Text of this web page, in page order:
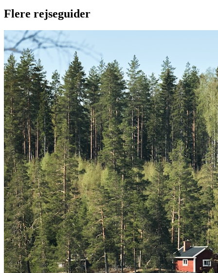
Flere rejseguider